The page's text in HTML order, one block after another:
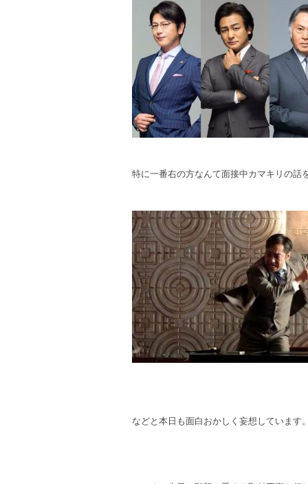
特に一番右の方なんて面接中カマキリの話
などと本日も面白おかしく妄想しています